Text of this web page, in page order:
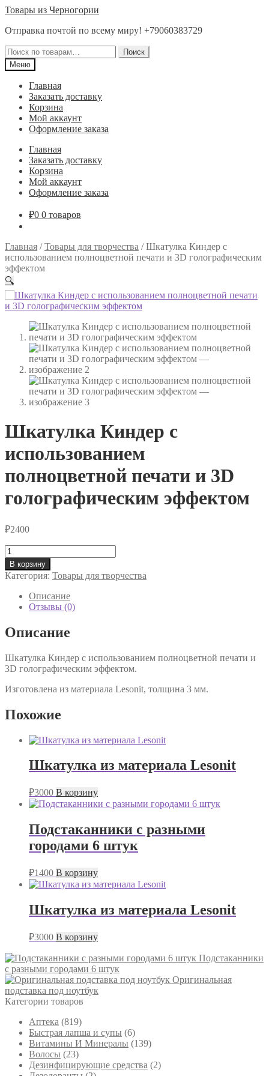
Перейти
навигации
Перейти
содержимому
Товары из Черногории
Отправка почтой по всему миру! +79060383729
Искать:
Поиск
Меню
Главная
Заказать доставку
Корзина
Мой аккаунт
Оформление заказа
Главная
Заказать доставку
Корзина
Мой аккаунт
Оформление заказа
₽0 0 товаров
Главная /Товары для творчества /Шкатулка Киндер с
использованием полноцветной печати и 3D голографическим
эффектом
🔍
Шкатулка Киндер с
использованием
полноцветной печати и 3D
голографическим эффектом
₽2400
Количество
товара
Шкатулка
Киндер
использованием
полноцветной
печати
и
голографическим
эффектом
В корзину
Категория: Товары для творчества
Описание
Отзывы (0)
Описание
Шкатулка Киндер с использованием полноцветной печати и
3D голографическим эффектом.
Изготовлена из материала Lesonit, толщина 3 мм.
Похожие
Шкатулка из материала Lesonit
₽3000 В корзину
Подстаканники с разными
городами 6 штук
₽1400 В корзину
Шкатулка из материала Lesonit
₽3000 В корзину
Подстаканники
с разными городами 6 штук
Оригинальная
подставка под ноутбук
Категории товаров
Аптека (819)
Быстрая лапша и супы (6)
Витамины И Минералы (139)
Волосы (23)
Дезинфицирующие средства (2)